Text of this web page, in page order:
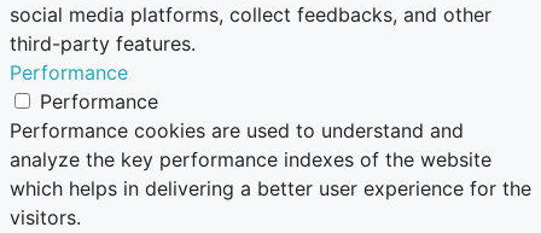
social media platforms, collect feedbacks, and other
third-party features.
Performance
Performance
Performance cookies are used to understand and
analyze the key performance indexes of the website
which helps in delivering a better user experience for the
visitors.